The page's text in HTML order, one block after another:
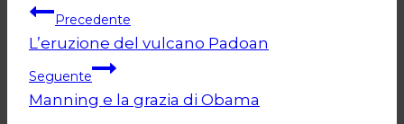
Navigazione
articoli
Precedente
L’eruzione del vulcano Padoan
Seguente
Manning e la grazia di Obama